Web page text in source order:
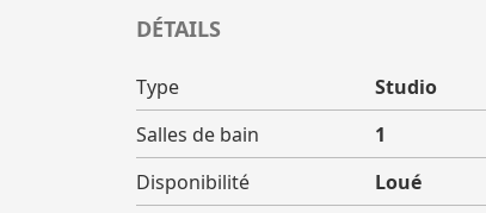
DÉTAILS
Type Studio
Salles de bain
1
Disponibilité
Loué